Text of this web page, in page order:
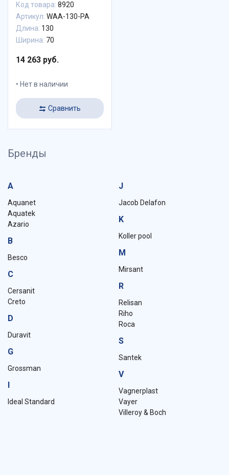
Код товара: 8920
Артикул: WAA-130-PA
Длина: 130
Ширина: 70
14 263 руб.
Нет в наличии
Сравнить
Бренды
A
Aquanet
Aquatek
Azario
B
Besco
C
Cersanit
Creto
D
Duravit
G
Grossman
Ideal Standard
J
Jacob Delafon
K
Koller pool
M
Mirsant
R
Relisan
Riho
Roca
S
Santek
V
Vagnerplast
Vayer
Villeroy & Boch